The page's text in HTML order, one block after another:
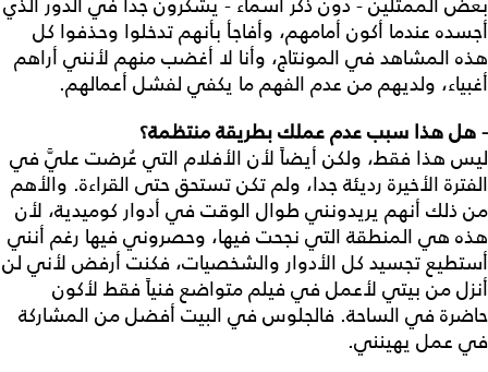
أجسده عندما أكون أمامهم، وأفاجأ بأنهم تدخلوا وحذفوا كل
هذه المشاهد في المونتاج، وأنا لا أغضب منهم لأنني أراهم
أغبياء، ولديهم من عدم الفهم ما يكفي لفشل أعمالهم.
- هل هذا سبب عدم عملك بطريقة منتظمة؟
ليس هذا فقط، ولكن أيضاً لأن الأفلام التي عُرضت عليَّ في
الفترة الأخيرة رديئة جدا، ولم تكن تستحق حتى القراءة. والأهم
من ذلك أنهم يريدونني طوال الوقت في أدوار كوميدية، لأن
هذه هي المنطقة التي نجحت فيها، وحصروني فيها رغم أنني
أستطيع تجسيد كل الأدوار والشخصيات، فكنت أرفض لأني لن
أنزل من بيتي لأعمل في فيلم متواضع فنياً فقط لأكون
حاضرة في الساحة. فالجلوس في البيت أفضل من المشاركة
في عمل يهينني.